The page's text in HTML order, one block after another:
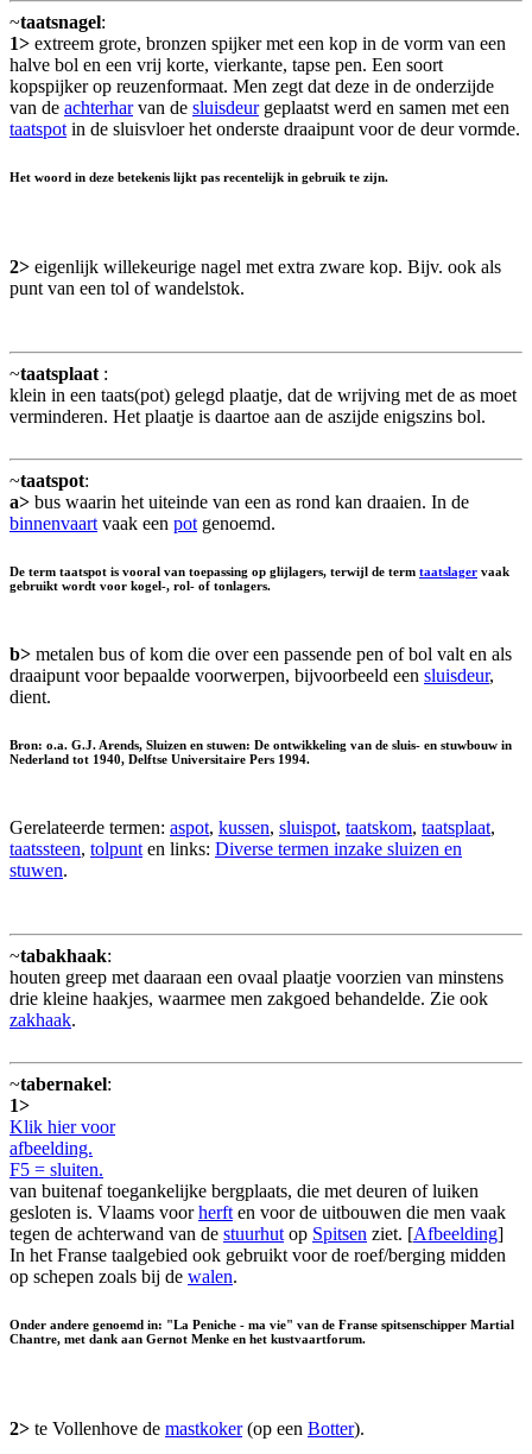
~taatsnagel:
1> extreem grote, bronzen spijker met een kop in de vorm van een
halve bol en een vrij korte, vierkante, tapse pen. Een soort
kopspijker op reuzenformaat. Men zegt dat deze in de onderzijde
van de achterharvan de sluisdeurgeplaatst werd en samen met een
taatspot in de sluisvloer het onderste draaipunt voor de deur vormde.
Het woord in deze betekenis lijkt pas recentelijk in gebruik te zijn.
2> eigenlijk willekeurige nagel met extra zware kop. Bijv. ook als
punt van een tol of wandelstok.
~taatsplaat :
klein in een taats(pot) gelegd plaatje, dat de wrijving met de as moet
verminderen. Het plaatje is daartoe aan de aszijde enigszins bol.
~taatspot:
a> bus waarin het uiteinde van een as rond kan draaien. In de
binnenvaart vaak een pot genoemd.
De term taatspot is vooral van toepassing op glijlagers, terwijl de term taatslager vaak
gebruikt wordt voor kogel-, rol- of tonlagers.
b> metalen bus of kom die over een passende pen of bol valt en als
draaipunt voor bepaalde voorwerpen, bijvoorbeeld een sluisdeur,
dient.
Bron: o.a. G.J. Arends, Sluizen en stuwen: De ontwikkeling van de sluis- en stuwbouw in
Nederland tot 1940, Delftse Universitaire Pers 1994.
Gerelateerde termen: aspot, kussen, sluispot, taatskom, taatsplaat,
taatssteen, tolpunt en links: Diverse termen inzake sluizen en
stuwen.
~tabakhaak:
houten greep met daaraan een ovaal plaatje voorzien van minstens
drie kleine haakjes, waarmee men zakgoed behandelde. Zie ook
zakhaak.
~tabernakel:
1>
Klik hier voor
afbeelding.
F5 = sluiten.
van buitenaf toegankelijke bergplaats, die met deuren of luiken
gesloten is. Vlaams voorherft en voor de uitbouwen die men vaak
tegen de achterwand van de stuurhut op Spitsen ziet. [Afbeelding]
In het Franse taalgebied ook gebruikt voor de roef/berging midden
op schepen zoals bij de walen.
Onder andere genoemd in: "La Peniche - ma vie" van de Franse spitsenschipper Martial
Chantre, met dank aan Gernot Menke en het kustvaartforum.
2> te Vollenhove de mastkoker(op een Botter).